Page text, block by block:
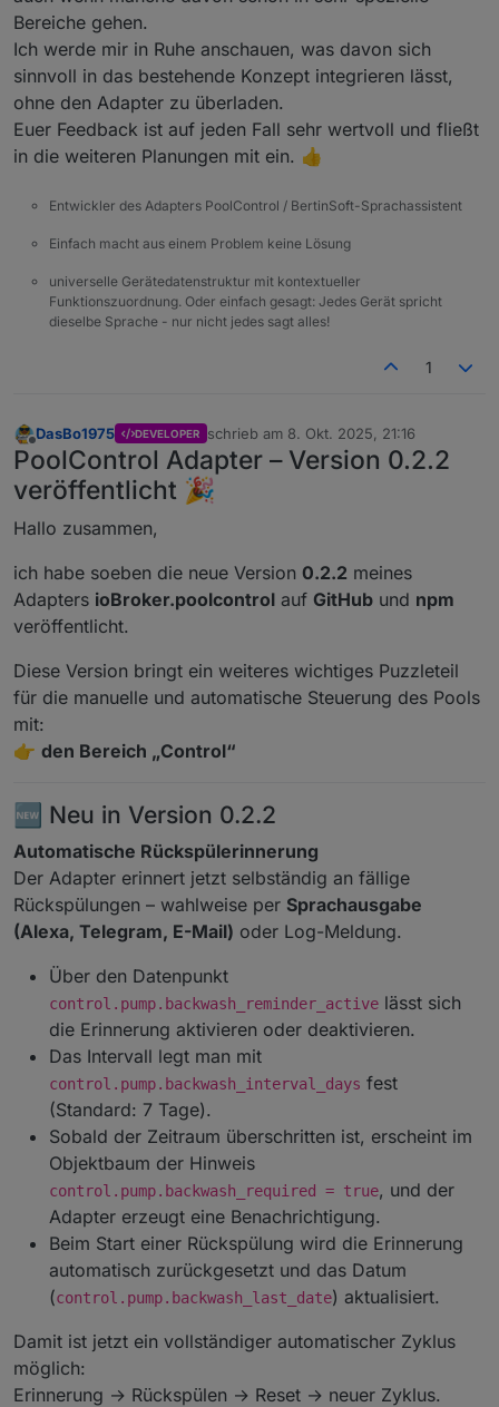
Bereiche gehen.
Ich werde mir in Ruhe anschauen, was davon sich
sinnvoll in das bestehende Konzept integrieren lässt,
ohne den Adapter zu überladen.
Euer Feedback ist auf jeden Fall sehr wertvoll und fließt
in die weiteren Planungen mit ein. 👍
Entwickler des Adapters PoolControl / BertinSoft-Sprachassistent
Einfach macht aus einem Problem keine Lösung
universelle Gerätedatenstruktur mit kontextueller
Funktionszuordnung. Oder einfach gesagt: Jedes Gerät spricht
dieselbe Sprache - nur nicht jedes sagt alles!
1
Offline
DasBo1975 DEVELOPER schrieb am 8. Okt. 2025, 21:16
zuletzt editiert von
PoolControl Adapter – Version 0.2.2
veröffentlicht 🎉
Hallo zusammen,
ich habe soeben die neue Version 0.2.2 meines
Adapters ioBroker.poolcontrol auf GitHub und npm
veröffentlicht.
Diese Version bringt ein weiteres wichtiges Puzzleteil
für die manuelle und automatische Steuerung des Pools
mit:
👉 den Bereich „Control“
🆕 Neu in Version 0.2.2
Automatische Rückspülerinnerung
Der Adapter erinnert jetzt selbständig an fällige
Rückspülungen – wahlweise per Sprachausgabe
(Alexa, Telegram, E-Mail) oder Log-Meldung.
Über den Datenpunkt
control.pump.backwash_reminder_active lässt sich
die Erinnerung aktivieren oder deaktivieren.
Das Intervall legt man mit
control.pump.backwash_interval_days fest
(Standard: 7 Tage).
Sobald der Zeitraum überschritten ist, erscheint im
Objektbaum der Hinweis
control.pump.backwash_required = true, und der
Adapter erzeugt eine Benachrichtigung.
Beim Start einer Rückspülung wird die Erinnerung
automatisch zurückgesetzt und das Datum
(control.pump.backwash_last_date) aktualisiert.
Damit ist jetzt ein vollständiger automatischer Zyklus
möglich:
Erinnerung → Rückspülen → Reset → neuer Zyklus.